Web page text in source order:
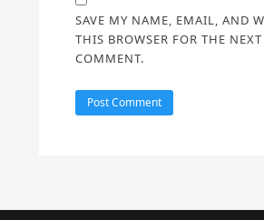
SAVE MY NAME, EMAIL, AND
THIS BROWSER FOR THE
COMMENT.